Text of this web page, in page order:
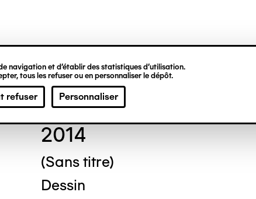
navigation et d’établir des statistiques d’utilisation.
tous les refuser ou en personnaliser le dépôt.
refuser Personnaliser
Joseph
2014
(Sans titre)
Dessin